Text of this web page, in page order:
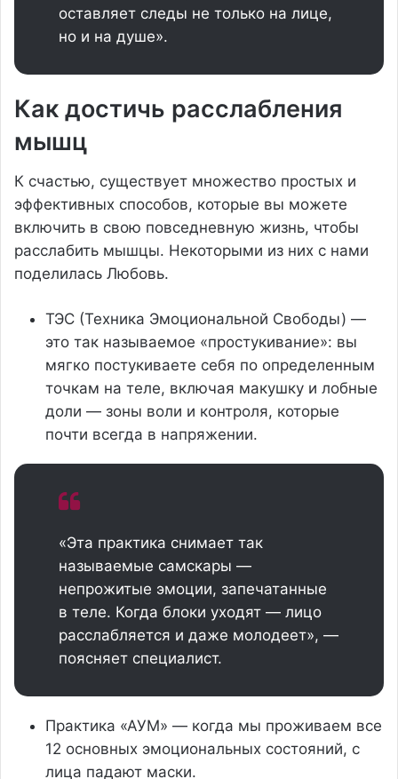
оставляет следы не только на лице,
но и на душе».
Как достичь расслабления
мышц
К счастью, существует множество простых и
эффективных способов, которые вы можете
включить в свою повседневную жизнь, чтобы
расслабить мышцы. Некоторыми из них с нами
поделилась Любовь.
ТЭС (Техника Эмоциональной Свободы) —
это так называемое «простукивание»: вы
мягко постукиваете себя по определенным
точкам на теле, включая макушку и лобные
доли — зоны воли и контроля, которые
почти всегда в напряжении.
«Эта практика снимает так
называемые самскары —
непрожитые эмоции, запечатанные
в теле. Когда блоки уходят — лицо
расслабляется и даже молодеет», —
поясняет специалист.
Практика «АУМ» — когда мы проживаем все
12 основных эмоциональных состояний, с
лица падают маски.